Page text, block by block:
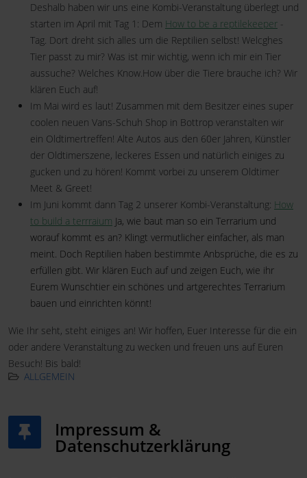
Deshalb haben wir uns eine Kombi-Veranstaltung überlegt und
starten im April mit Tag 1: Dem How to be a reptilekeeper -
Tag. Dort dreht sich alles um die Reptilien selbst! Welcghes
Tier passt zu mir? Was ist mir wichtig, wenn ich mir ein Tier
aussuche? Welches Know.How über die Tiere brauche ich? Wir
klären Euch auf!
Im Mai wird es laut! Zusammen mit dem Besitzer eines super
coolen neuen Vans-Schuh Shop in Bottrop veranstalten wir
ein Oldtimertreffen! Alte Autos aus den 60er Jahren, Künstler
der Oldtimerszene, leckeres Essen und natürlich einiges zu
gucken und zu hören! Kommt vorbei zu unserem Oldtimer
Meet & Greet!
Im Juni kommt dann Tag 2 unserer Kombi-Veranstaltung: How
to build a terrraium Ja, wie baut man so ein Terrarium und
worauf kommt es an? Klingt vermutlicher einfacher, als man
meint. Doch Reptilien haben bestimmte Anbsprüche, die es zu
erfüllen gibt. Wir klären Euch auf und zeigen Euch, wie ihr
Eurem Wunschtier ein schönes und artgerechtes Terrarium
bauen und einrichten könnt!
Wie Ihr seht, steht einiges an! Wir hoffen, Euer Interesse für die ein
oder andere Veranstaltung zu wecken und freuen uns auf Euren
Besuch! Bis bald!
ALLGEMEIN
Impressum &
Datenschutzerklärung